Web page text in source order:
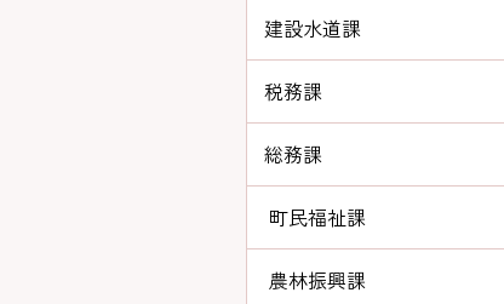
建設水道課
税務課
総務課
町民福祉課
農林振興課